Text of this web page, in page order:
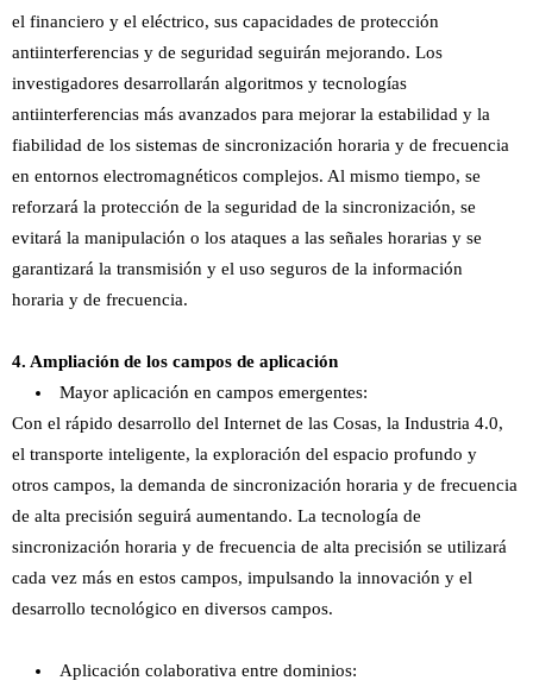
el financiero y el eléctrico, sus capacidades de protección
antiinterferencias y de seguridad seguirán mejorando. Los
investigadores desarrollarán algoritmos y tecnologías
antiinterferencias más avanzados para mejorar la estabilidad y la
fiabilidad de los sistemas de sincronización horaria y de frecuencia
en entornos electromagnéticos complejos. Al mismo tiempo, se
reforzará la protección de la seguridad de la sincronización, se
evitará la manipulación o los ataques a las señales horarias y se
garantizará la transmisión y el uso seguros de la información
horaria y de frecuencia.
4. Ampliación de los campos de aplicación
Mayor aplicación en campos emergentes:
Con el rápido desarrollo del Internet de las Cosas, la Industria 4.0,
el transporte inteligente, la exploración del espacio profundo y
otros campos, la demanda de sincronización horaria y de frecuencia
de alta precisión seguirá aumentando. La tecnología de
sincronización horaria y de frecuencia de alta precisión se utilizará
cada vez más en estos campos, impulsando la innovación y el
desarrollo tecnológico en diversos campos.
Aplicación colaborativa entre dominios: